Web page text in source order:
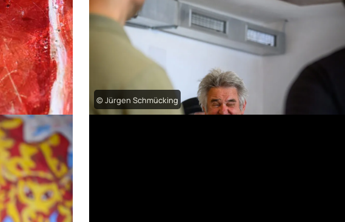
© Jürgen Schmücking